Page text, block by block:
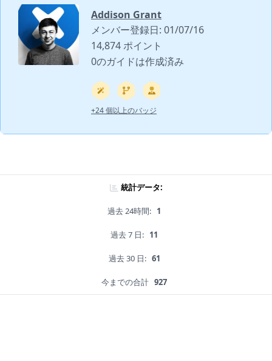
Addison Grant
メンバー登録日: 01/07/16
14,874 ポイント
0のガイドは作成済み
+24 個以上のバッジ
統計データ:
過去 24時間: 1
過去 7 日: 11
過去 30 日: 61
今までの合計 927